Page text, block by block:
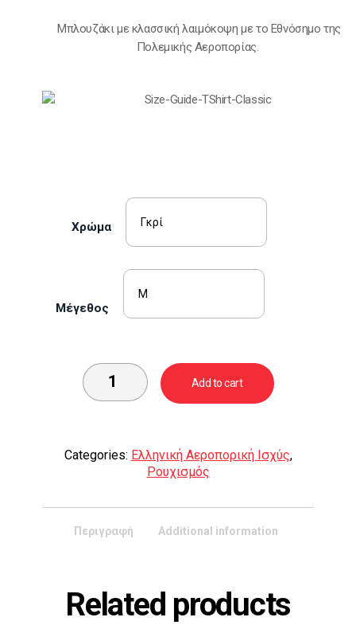
Μπλουζάκι με κλασσική λαιμόκοψη με το Eθνόσημο της
Πολεμικής Αεροπορίας.
Χρώμα
Mέγεθος
Add to cart
Categories: Ελληνική Αεροπορική Ισχύς,
Ρουχισμός
Περιγραφή Additional information
Related products